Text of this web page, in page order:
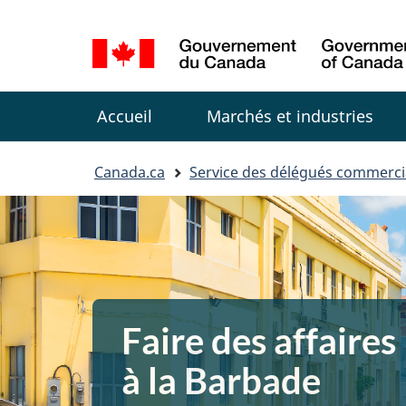
de
la
langue
Menu
Accueil Marchés et industries
You
are
here:
Canada.ca Service des délégués
Faire des affaires
à la Barbade